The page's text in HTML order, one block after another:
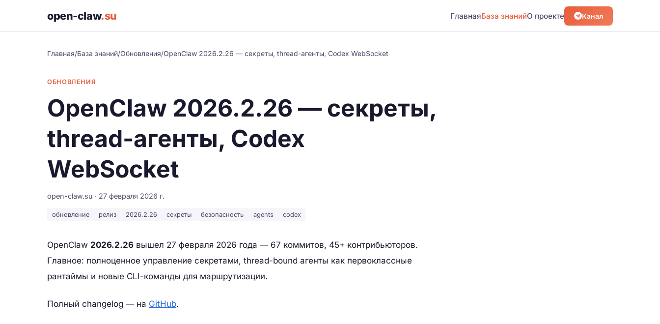
open-claw.su ГлавнаяБаза знанийО проекте Канал
Главная/База знаний/Обновления/OpenClaw 2026.2.26 — секреты, thread-агенты, Codex WebSocket
ОБНОВЛЕНИЯ
OpenClaw 2026.2.26 — секреты,
thread-агенты, Codex
WebSocket
open-claw.su · 27 февраля 2026 г.
обновление релиз 2026.2.26 секреты безопасность agents codex
OpenClaw 2026.2.26 вышел 27 февраля 2026 года — 67 коммитов, 45+ контрибьюторов.
Главное: полноценное управление секретами, thread-bound агенты как первоклассные
рантаймы и новые CLI-команды для маршрутизации.
Полный changelog — на GitHub.